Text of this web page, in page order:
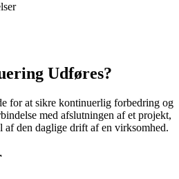
Udføres?
for at sikre kontinuerlig forbedring og
med afslutningen af et projekt,
af den daglige drift af en virksomhed.